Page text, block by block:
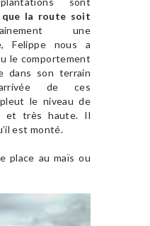
la route soit
une
Felippe nous a
le comportement
dans son terrain
de ces
le niveau de
et très haute. Il
est monté.
place au maïs ou